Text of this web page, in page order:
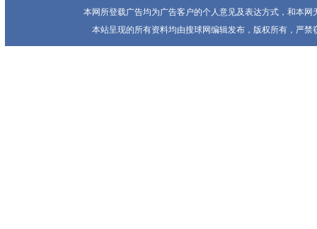
本网所登载广告均为广告客户的个人意见及表达方式，和本
本站呈现的所有资料均由搜球网编辑发布，版权所有，严